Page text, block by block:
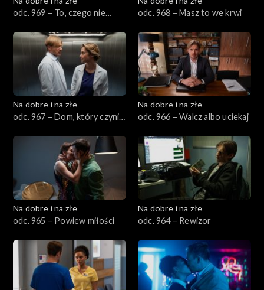
odc. 969 – To, czego nie
odc. 968 – Masz to we krwi
Na dobre i na złe
odc. 967 – Dom, który czyni
Na dobre i na złe
odc. 966 – Walcz albo uciekaj
Na dobre i na złe
odc. 965 – Powiew miłości
Na dobre i na złe
odc. 964 – Rewizor